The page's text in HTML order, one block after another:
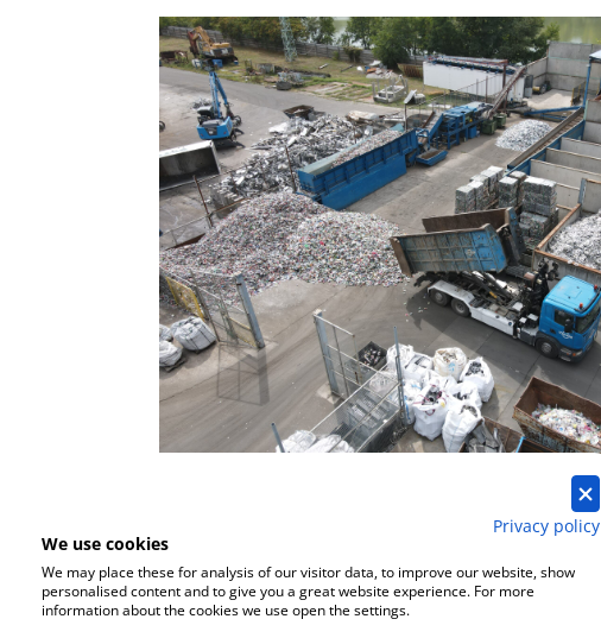
Privacy policy
We use cookies
We may place these for analysis of our visitor data, to improve our website, show
personalised content and to give you a great website experience. For more
information about the cookies we use open the settings.